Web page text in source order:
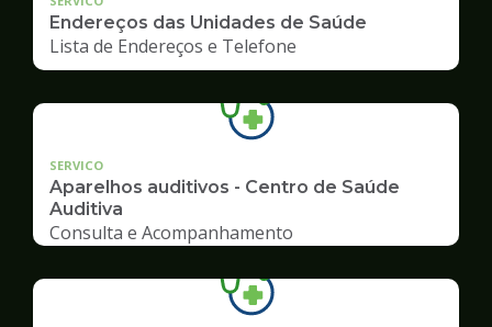
Endereços das Unidades de Saúde
Lista de Endereços e Telefone
SERVICO
Aparelhos auditivos - Centro de Saúde
Auditiva
Consulta e Acompanhamento